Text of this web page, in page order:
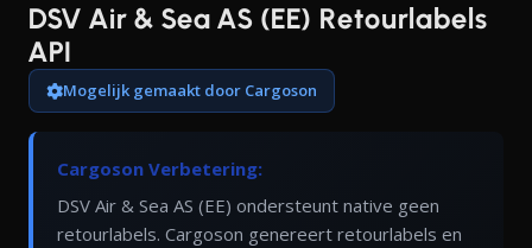
DSV Air & Sea AS (EE) Retourlabels
API
Mogelijk gemaakt door Cargoson
Cargoson Verbetering:
DSV Air & Sea AS (EE) ondersteunt native geen
retourlabels. Cargoson genereert retourlabels en